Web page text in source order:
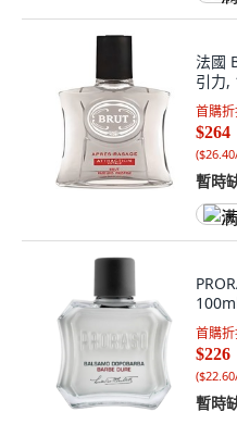
法國
引力,
首購
$264
(
暫時
首購
$226
(
暫時